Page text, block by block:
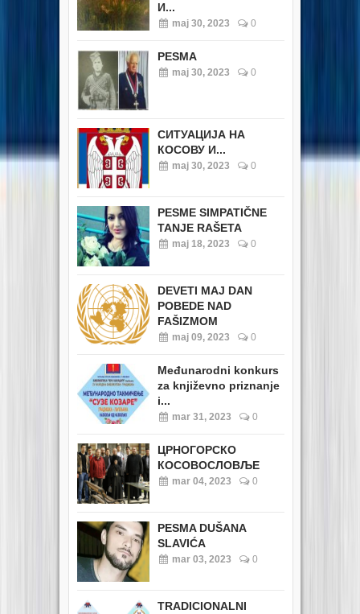
И...
maj 30, 2023 0
PESMA
maj 30, 2023 0
СИТУАЦИЈА НА
КОСОВУ И...
maj 30, 2023 0
PESME SIMPATIČNE
TANJE RAŠETA
maj 18, 2023 0
DEVETI MAJ DAN
POBEDE NAD
FAŠIZMOM
maj 09, 2023 0
Međunarodni konkurs
za književno priznanje
i...
mar 31, 2023 0
ЦРНОГОРСКО
КОСОВОСЛОВЉЕ
mar 04, 2023 0
PESMA DUŠANA
SLAVIĆA
mar 03, 2023 0
TRADICIONALNI